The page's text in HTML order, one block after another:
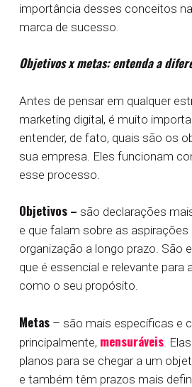
importância desses conceitos
marca de sucesso.
Objetivos x metas: entenda a
Antes de pensar em qualquer
marketing digital, é muito
entender, de fato, quais são os
sua empresa. Eles funcionam
esse processo.
Objetivos – são declarações
e que falam sobre as aspirações
organização a longo prazo. São
que é essencial e relevante para
como o seu propósito.
Metas – são mais específicas e
principalmente, mensuráveis.
planos para se chegar a um
e também têm prazos mais